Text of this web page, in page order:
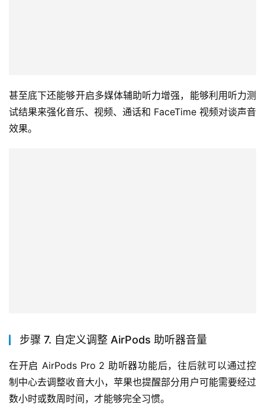
甚至底下还能够开启多媒体辅助听力增强，能够利用听力测
试结果来强化音乐、视频、通话和 FaceTime 视频对谈声音
效果。
步骤 7. 自定义调整 AirPods 助听器音量
在开启 AirPods Pro 2 助听器功能后，往后就可以通过控
制中心去调整收音大小，苹果也提醒部分用户可能需要经过
数小时或数周时间，才能够完全习惯。